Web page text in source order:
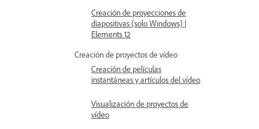
Creación de proyecciones de
diapositivas (solo Windows) |
Elements 12
Creación de proyectos de vídeo
Creación de películas
instantáneas y artículos del vídeo
Visualización de proyectos de
vídeo